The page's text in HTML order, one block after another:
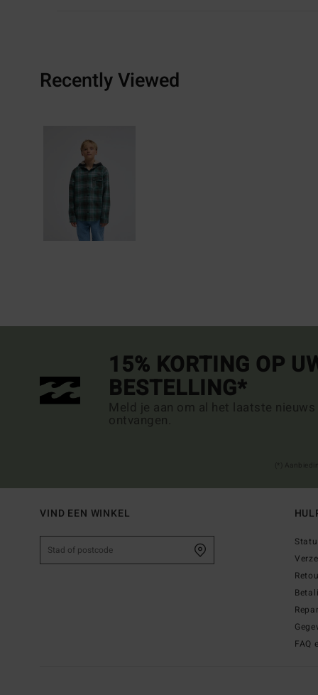
Recently Viewed
15% KORTING OP
BESTELLING*
Meld je aan om al het laatste
ontvangen.
VIND EEN WINKEL
FAQ